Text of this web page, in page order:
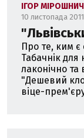
ІГОР
10 листопада
Про те, ким є
Табачнік
лаконічно та
"Дешевий
віце-